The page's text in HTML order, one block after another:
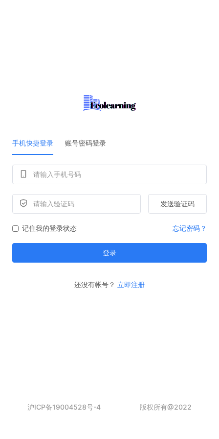
手机快捷登录 账号密码登录
发送验证码
记住我的登录状态 忘记密码？
登录
还没有帐号？ 立即注册
沪ICP备19004528号-4 版权所有@2022